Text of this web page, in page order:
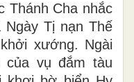
Thánh Cha nhắc
Tị nạn Thế
xướng. Ngài
của vụ đắm tàu